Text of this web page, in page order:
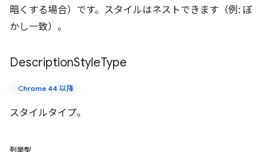
暗くする場合）です。スタイルはネストできます（例: ぼ
かし一致）。
DescriptionStyleType
Chrome 44 以降
スタイルタイプ。
列挙型